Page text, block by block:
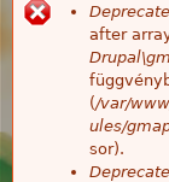
after
(/var/
ules/
sor).